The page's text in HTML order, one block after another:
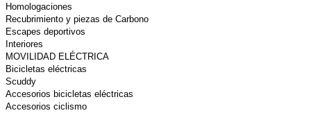
Homologaciones
Recubrimiento y piezas de Carbono
Escapes deportivos
Interiores
MOVILIDAD ELÉCTRICA
Bicicletas eléctricas
Scuddy
Accesorios bicicletas eléctricas
Accesorios ciclismo